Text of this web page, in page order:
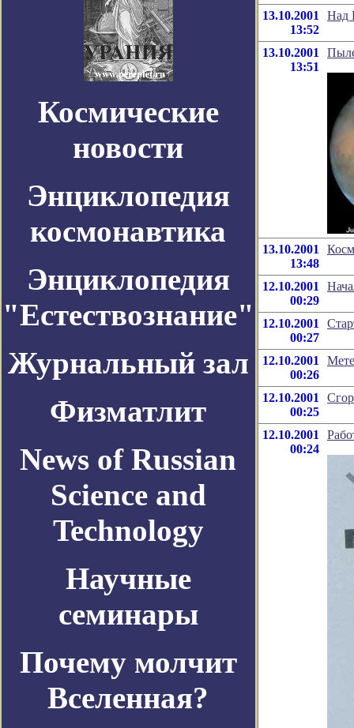
Космические
новости
Энциклопедия
космонавтика
Энциклопедия
"Естествознание"
Журнальный зал
Физматлит
News of Russian
Science and
Technology
Научные
семинары
Почему молчит
Вселенная?
13.10.2001
13:52
Над
13.10.2001
13:51
13.10.2001
13:48
12.10.2001
00:29
12.10.2001
00:27
12.10.2001
00:26
12.10.2001
00:25
12.10.2001
00:24